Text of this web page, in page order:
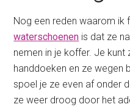
Nog een reden waarom ik
waterschoenen is dat ze
nemen in je koffer. Je kunt
handdoeken en ze wegen
spoel je ze even af onder
ze weer droog door het